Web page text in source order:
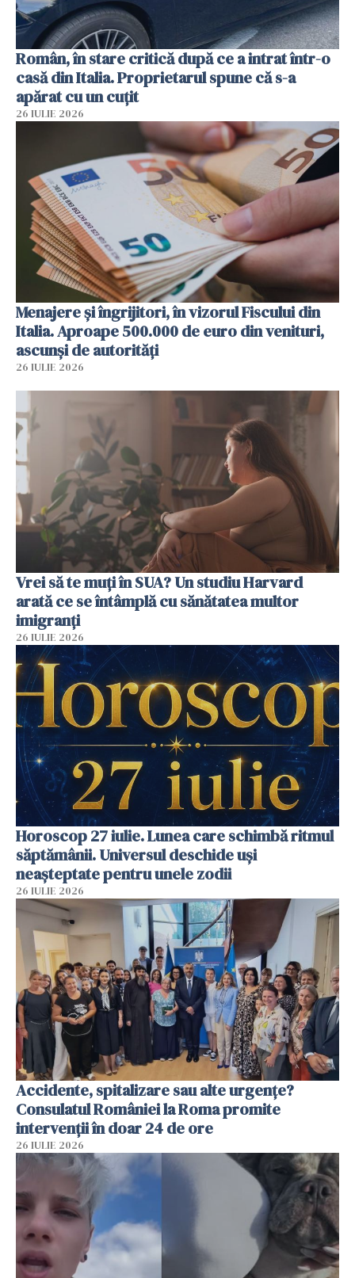
Român, în stare critică după ce a intrat într-o
casă din Italia. Proprietarul spune că s-a
apărat cu un cuțit
26 IULIE 2026
Menajere și îngrijitori, în vizorul Fiscului din
Italia. Aproape 500.000 de euro din venituri,
ascunși de autorități
26 IULIE 2026
Vrei să te muți în SUA? Un studiu Harvard
arată ce se întâmplă cu sănătatea multor
imigranți
26 IULIE 2026
Horoscop 27 iulie. Lunea care schimbă ritmul
săptămânii. Universul deschide uși
neașteptate pentru unele zodii
26 IULIE 2026
Accidente, spitalizare sau alte urgențe?
Consulatul României la Roma promite
intervenții în doar 24 de ore
26 IULIE 2026